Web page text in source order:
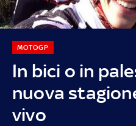
In bici o in
nuova
vivo
MOTOGP